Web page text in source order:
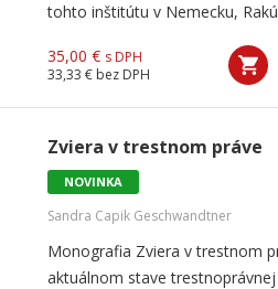
tohto inštitútu v Nemecku,
35,00 € s DPH
33,33 € bez DPH
Zviera v trestnom práve
NOVINKA
Sandra Capik Geschwandtner
Monografia Zviera v trestnom
aktuálnom stave